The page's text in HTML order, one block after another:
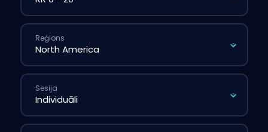
Reģions
Sesija